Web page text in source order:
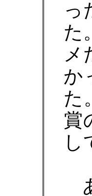
っ
た
メ
か
た
賞
し